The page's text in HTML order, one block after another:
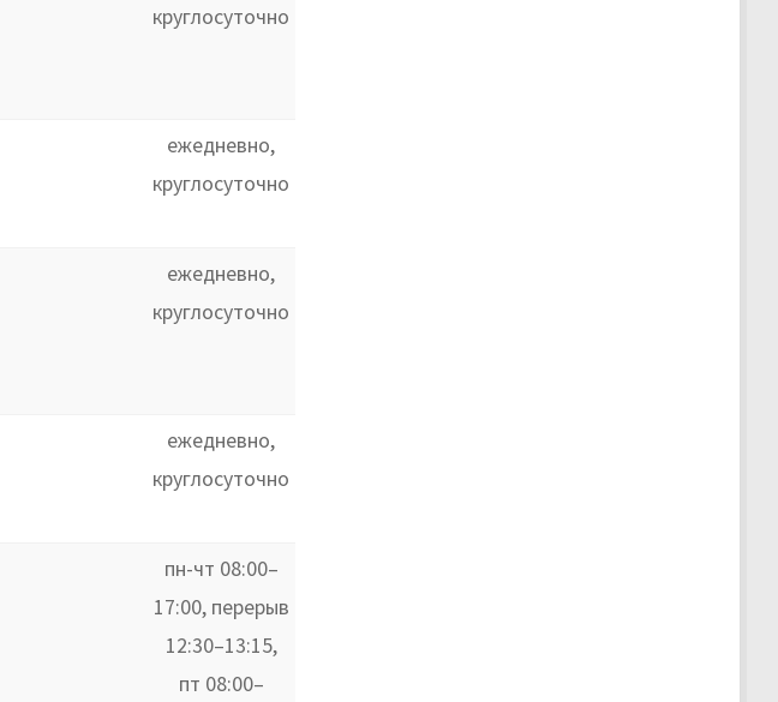
круглосуточно
ежедневно,
круглосуточно
ежедневно,
круглосуточно
ежедневно,
круглосуточно
пн-чт 08:00–
17:00, перерыв
12:30–13:15,
пт 08:00–